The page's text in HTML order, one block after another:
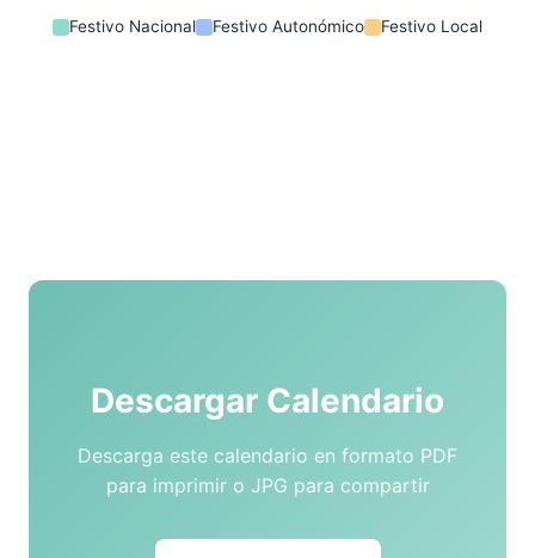
Festivo Nacional Festivo Autonómico Festivo Local
Descargar Calendario
Descarga este calendario en formato PDF
para imprimir o JPG para compartir